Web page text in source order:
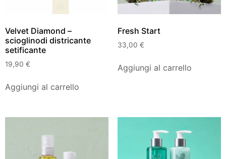
Velvet Diamond –
scioglinodi districante
setificante
19,90 €
Aggiungi al carrello
Fresh Start
33,00 €
Aggiungi al carrello